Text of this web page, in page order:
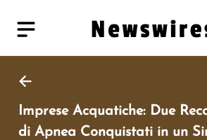
Imprese Acquatiche: Due
di Apnea Conquistati in un